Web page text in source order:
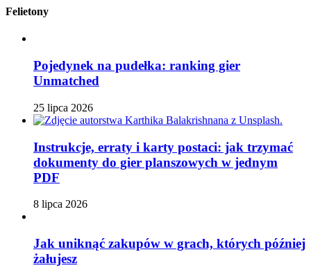
Felietony
Pojedynek na pudełka: ranking gier
Unmatched
25 lipca 2026
Instrukcje, erraty i karty postaci: jak trzymać
dokumenty do gier planszowych w jednym
PDF
8 lipca 2026
Jak uniknąć zakupów w grach, których później
żałujesz